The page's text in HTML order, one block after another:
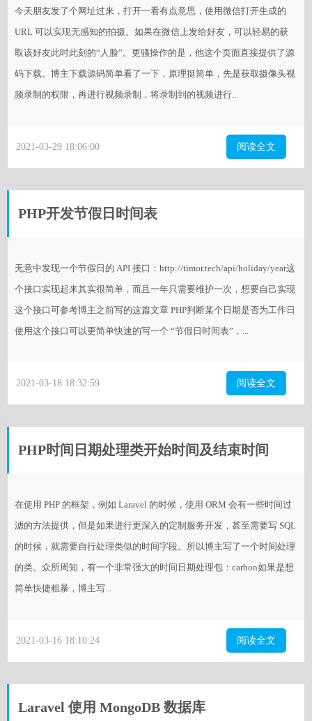
今天朋友发了个网址过来，打开一看有点意思，使用微信打开生成的
URL 可以实现无感知的拍摄。如果在微信上发给好友，可以轻易的获
取该好友此时此刻的“人脸”。更骚操作的是，他这个页面直接提供了源
码下载。博主下载源码简单看了一下，原理挺简单，先是获取摄像头视
频录制的权限，再进行视频录制，将录制到的视频进行...
2021-03-29 18:06:00 阅读全文
PHP开发节假日时间表
无意中发现一个节假日的 API 接口：http://timor.tech/api/holiday/year这
个接口实现起来其实很简单，而且一年只需要维护一次，想要自己实现
这个接口可参考博主之前写的这篇文章 PHP判断某个日期是否为工作日
使用这个接口可以更简单快速的写一个 “节假日时间表”，...
2021-03-18 18:32:59 阅读全文
PHP时间日期处理类开始时间及结束时间
在使用 PHP 的框架，例如 Laravel 的时候，使用 ORM 会有一些时间过
滤的方法提供，但是如果进行更深入的定制服务开发，甚至需要写 SQL
的时候，就需要自行处理类似的时间字段。所以博主写了一个时间处理
的类。众所周知，有一个非常强大的时间日期处理包：carbon如果是想
简单快捷粗暴，博主写...
2021-03-16 18:10:24 阅读全文
Laravel 使用 MongoDB 数据库